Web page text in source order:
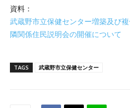
資料：
武蔵野市立保健センター増築及び
隣関係住民説明会の開催について
TAGS 武蔵野市立保健センター